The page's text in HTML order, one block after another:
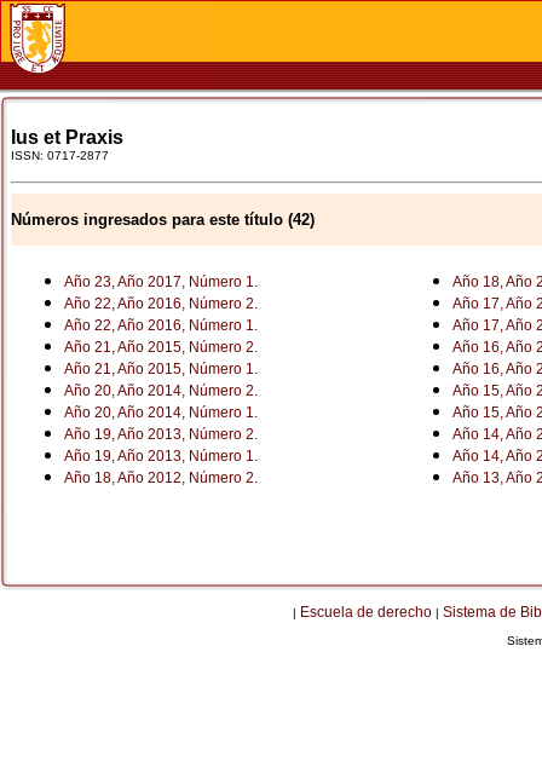
Ius et Praxis
ISSN: 0717-2877
Números ingresados para este título (42)
Año 23, Año 2017, Número 1.
Año 22, Año 2016, Número 2.
Año 22, Año 2016, Número 1.
Año 21, Año 2015, Número 2.
Año 21, Año 2015, Número 1.
Año 20, Año 2014, Número 2.
Año 20, Año 2014, Número 1.
Año 19, Año 2013, Número 2.
Año 19, Año 2013, Número 1.
Año 18, Año 2012, Número 2.
Año 18, Año
Año 17, Año
Año 17, Año
Año 16, Año
Año 16, Año
Año 15, Año
Año 15, Año
Año 14, Año
Año 14, Año
Año 13, Año
| Escuela de derecho | Sistema de